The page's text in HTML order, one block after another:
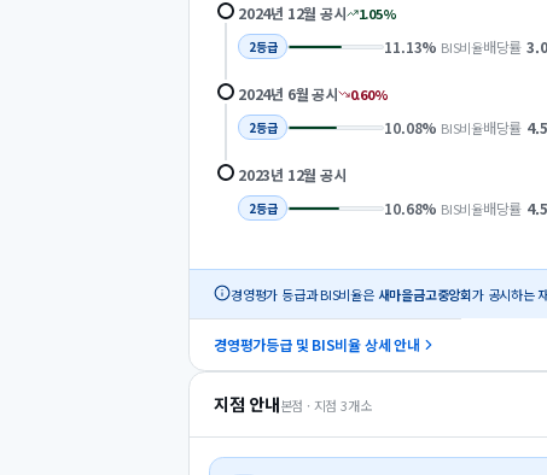
2024년 12월 공시 1.05%
2등급 11.13% BIS비율배당률
2024년 6월공시 0.60%
2등급 10.08% BIS비율배당률
2023년 12월 공시
2등급 10.68% BIS비율배당률
경영평가 등급과 BIS비율은 새마을금고중앙회가 공시하는
경영평가등급 및 BIS비율 상세 안내
지점 안내본점 · 지점 3개소